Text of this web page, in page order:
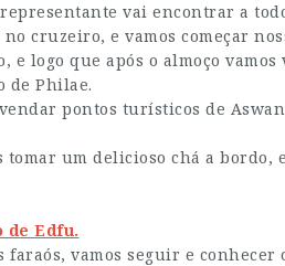
vai encontrar a
cruzeiro, e vamos começar
e logo que após o almoço
de Philae.
pontos turísticos de
tomar um delicioso chá a bordo, e
de Edfu.
vamos seguir e conhecer